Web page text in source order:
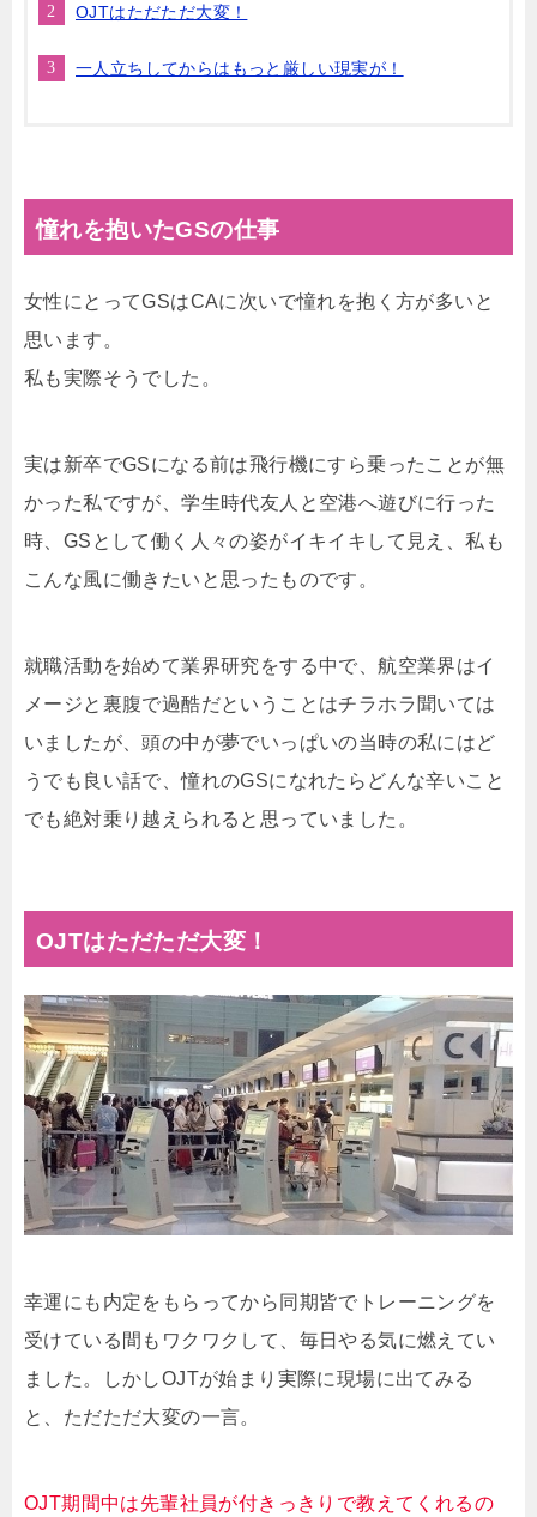
OJTはただただ大変！
一人立ちしてからはもっと厳しい現実が！
憧れを抱いたGSの仕事
女性にとってGSはCAに次いで憧れを抱く方が多いと
思います。
私も実際そうでした。
実は新卒でGSになる前は飛行機にすら乗ったことが無
かった私ですが、学生時代友人と空港へ遊びに行った
時、GSとして働く人々の姿がイキイキして見え、私も
こんな風に働きたいと思ったものです。
就職活動を始めて業界研究をする中で、航空業界はイ
メージと裏腹で過酷だということはチラホラ聞いては
いましたが、頭の中が夢でいっぱいの当時の私にはど
うでも良い話で、憧れのGSになれたらどんな辛いこと
でも絶対乗り越えられると思っていました。
OJTはただただ大変！
幸運にも内定をもらってから同期皆でトレーニングを
受けている間もワクワクして、毎日やる気に燃えてい
ました。しかしOJTが始まり実際に現場に出てみる
と、ただただ大変の一言。
OJT期間中は先輩社員が付きっきりで教えてくれるの